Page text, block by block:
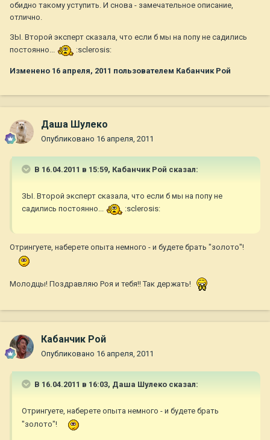
обидно такому уступить. И снова - замечательное описание,
отлично.
ЗЫ. Второй эксперт сказала, что если б мы на попу не садились
постоянно...
:sclerosis:
Изменено 16 апреля, 2011 пользователем Кабанчик Рой
Даша Шулеко
Опубликовано 16 апреля, 2011
В 16.04.2011 в 15:59, Кабанчик Рой сказал:
ЗЫ. Второй эксперт сказала, что если б мы на попу не
садились постоянно...
:sclerosis:
Отрингуете, наберете опыта немного - и будете брать "золото"!
Молодцы! Поздравляю Роя и тебя!! Так держать!
Кабанчик Рой
Опубликовано 16 апреля, 2011
В 16.04.2011 в 16:03, Даша Шулеко сказал:
Отрингуете, наберете опыта немного - и будете брать
"золото"!